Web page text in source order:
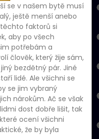
se v našem bytě musí
ještě menší anebo
faktorů si
aby po všech
potřebám a
člověk, který žije sám,
bezdětný pár. Jiné
lidé. Ale všichni se
se jim vybraný
nárokům. Ač se však
dost dobře lišit, tak
ocení všichni
že by byla